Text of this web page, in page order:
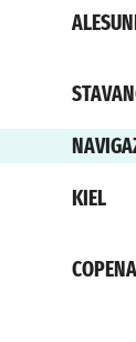
KIEL